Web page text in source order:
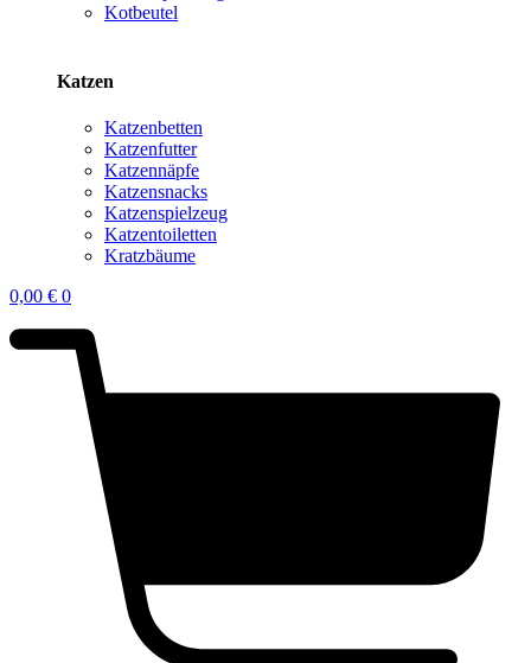
Kotbeutel
Katzen
Katzenbetten
Katzenfutter
Katzennäpfe
Katzensnacks
Katzenspielzeug
Katzentoiletten
Kratzbäume
0,00 € 0